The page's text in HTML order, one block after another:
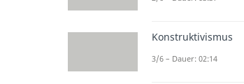
Konstruktivismus
3/6 – Dauer: 02:14